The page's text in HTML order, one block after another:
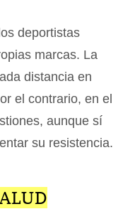
deportistas
marcas. La
distancia en
el contrario, en el
aunque sí
su resistencia.